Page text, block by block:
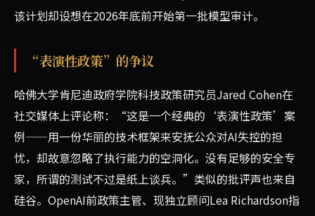
该计划却设想在2026年底前开始第一批模型审计。
“表演性政策”的争议
哈佛大学肯尼迪政府学院科技政策研究员Jared Cohen在
社交媒体上评论称：“这是一个经典的‘表演性政策’案
例——用一份华丽的技术框架来安抚公众对AI失控的担
忧，却故意忽略了执行能力的空洞化。没有足够的安全专
家，所谓的测试不过是纸上谈兵。”类似的批评声也来自
硅谷。OpenAI前政策主管、现独立顾问Lea Richardson指